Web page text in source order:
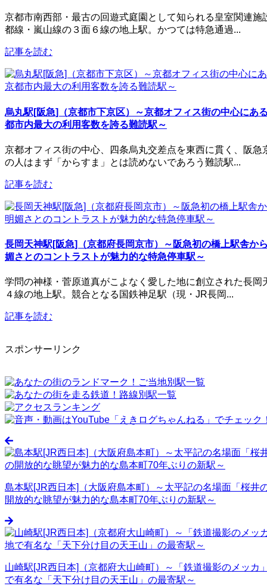
京都市南西部・最古の回遊式庭園として知られる皇室関連
都線・嵐山線の３面６線の地上駅。かつては特急通過...
記事を読む
烏丸駅[阪急]（京都市下京区）～京都オフィス街の中心にあ
都市内最大の利用客数を誇る難読駅～
京都オフィス街の中心、四条烏丸交差点を東西に貫く、阪
の人はまず「からすま」とは読めないであろう難読駅...
記事を読む
長岡天神駅[阪急]（京都府長岡京市）～阪急初の橋上駅舎か
媚さとのコントラストが魅力的な特急停車駅～
学問の神様・菅原道真がこよなく愛した地に創立された長
４線の地上駅。競合となる国鉄神足駅（現・JR長岡...
記事を読む
スポンサーリンク
島本駅[JR西日本]（大阪府島本町）～太平記の名場面「桜井
開放的な眺望が魅力的な島本町70年ぶりの新駅～
山崎駅[JR西日本]（京都府大山崎町）～「鉄道撮影のメッカ
で有名な「天下分け目の天王山」の最寄駅～